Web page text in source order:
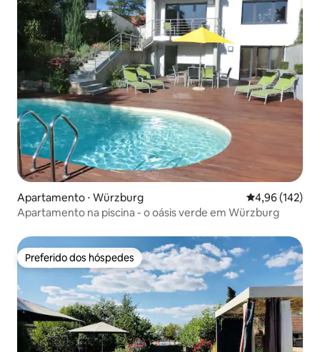
Apartamento ⋅ Würzburg 4,96 de uma
4,96 (142)
Apartamento na piscina - o oásis verde em Würzburg
Preferido dos hóspedes
Preferido dos hóspedes